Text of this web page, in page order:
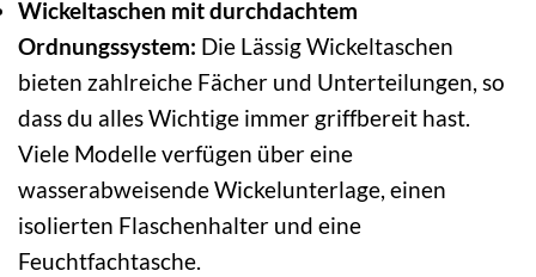
Wickeltaschen mit durchdachtem
Ordnungssystem: Die Lässig Wickeltaschen
bieten zahlreiche Fächer und Unterteilungen, so
dass du alles Wichtige immer griffbereit hast.
Viele Modelle verfügen über eine
wasserabweisende Wickelunterlage, einen
isolierten Flaschenhalter und eine
Feuchtfachtasche.